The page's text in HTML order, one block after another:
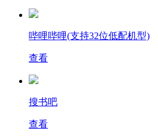
哔哩哔哩(支持32位低配机型)
查看
搜书吧
查看